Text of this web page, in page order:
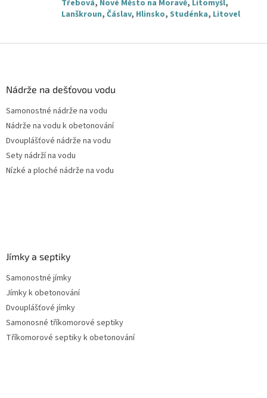
Třebová, Nové Město na Moravě, Litomyšl,
Lanškroun, Čáslav, Hlinsko, Studénka, Litovel
Nádrže na dešťovou vodu
Samonostné nádrže na vodu
Nádrže na vodu k obetonování
Dvouplášťové nádrže na vodu
Sety nádrží na vodu
Nízké a ploché nádrže na vodu
Jímky a septiky
Samonostné jímky
Jímky k obetonování
Dvouplášťové jímky
Samonosné tříkomorové septiky
Tříkomorové septiky k obetonování